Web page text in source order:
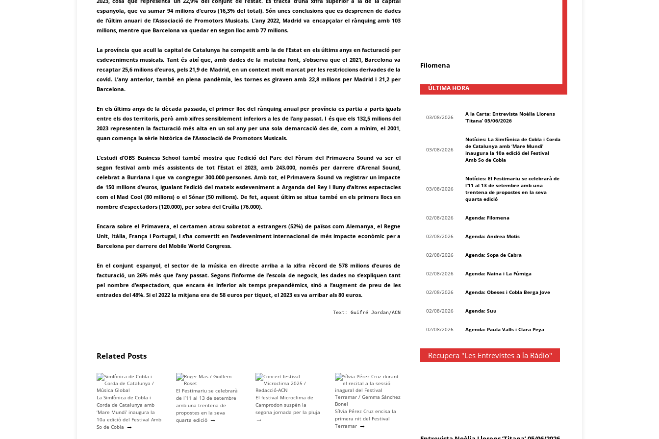
espanyola, que va sumar 94 milions d’euros (16,3% del total). Són unes conclusions que es desprenen de dades
de l’últim anuari de l’Associació de Promotors Musicals. L’any 2022, Madrid va encapçalar el rànquing amb 103
milions, mentre que Barcelona va quedar en segon lloc amb 77 milions.
La província que acull la capital de Catalunya ha competit amb la de l’Estat en els últims anys en facturació per
esdeveniments musicals. Tant és així que, amb dades de la mateixa font, s’observa que el 2021, Barcelona va
recaptar 25,6 milions d’euros, pels 21,9 de Madrid, en un context molt marcat per les restriccions derivades de la
covid. L’any anterior, també en plena pandèmia, les tornes es giraven amb 22,8 milions per Madrid i 21,2 per
Barcelona.
En els últims anys de la dècada passada, el primer lloc del rànquing anual per província es partia a parts iguals
entre els dos territoris, però amb xifres sensiblement inferiors a les de l’any passat. I és que els 132,5 milions del
2023 representen la facturació més alta en un sol any per una sola demarcació des de, com a mínim, el 2001,
quan comença la sèrie històrica de l’Associació de Promotors Musicals.
L’estudi d’OBS Business School també mostra que l’edició del Parc del Fòrum del Primavera Sound va ser el
segon festival amb més assistents de tot l’Estat el 2023, amb 243.000, només per darrere d’Arenal Sound,
celebrat a Burriana i que va congregar 300.000 persones. Amb tot, el Primavera Sound va registrar un impacte
de 150 milions d’euros, igualant l’edició del mateix esdeveniment a Arganda del Rey i lluny d’altres espectacles
com el Mad Cool (80 milions) o el Sónar (50 milions). De fet, aquest últim se situa també en els primers llocs en
nombre d’espectadors (120.000), per sobra del Cruïlla (76.000).
Encara sobre el Primavera, el certamen atrau sobretot a estrangers (52%) de països com Alemanya, el Regne
Unit, Itàlia, França i Portugal, i s’ha convertit en l’esdeveniment internacional de més impacte econòmic per a
Barcelona per darrere del Mobile World Congress.
En el conjunt espanyol, el sector de la música en directe arriba a la xifra rècord de 578 milions d’euros de
facturació, un 26% més que l’any passat. Segons l’informe de l’escola de negocis, les dades no s’expliquen tant
pel nombre d’espectadors, que encara és inferior als temps prepandèmics, sinó a l’augment de preu de les
entrades del 48%. Si el 2022 la mitjana era de 58 euros per tiquet, el 2023 es va arribar als 80 euros.
Text: Guifré Jordan/ACN
Related Posts
La Simfònica de Cobla i
Corda de Catalunya amb
‘Mare Mundi’ inaugura la
10a edició del Festival Amb
So de Cobla →
El Festimariu se celebrarà
de l’11 al 13 de setembre
amb una trentena de
propostes en la seva
quarta edició →
El festival Microclima de
Camprodon suspèn la
segona jornada per la pluja
→
Sílvia Pérez Cruz encisa la
primera nit del Festival
Terramar →
Filomena
ÚLTIMA HORA
03/08/2026
A la Carta: Entrevista Noèlia Llorens
‘Titana’ 05/06/2026
03/08/2026
Notícies: La Simfònica de Cobla i Corda
de Catalunya amb ‘Mare Mundi’
inaugura la 10a edició del Festival
Amb So de Cobla
03/08/2026
Notícies: El Festimariu se celebrarà de
l’11 al 13 de setembre amb una
trentena de propostes en la seva
quarta edició
02/08/2026 Agenda: Filomena
02/08/2026 Agenda: Andrea Motis
02/08/2026 Agenda: Sopa de Cabra
02/08/2026 Agenda: Naina i La Fúmiga
02/08/2026 Agenda: Obeses i Cobla Berga Jove
02/08/2026 Agenda: Suu
02/08/2026 Agenda: Paula Valls i Clara Peya
Recupera "Les Entrevistes a la Ràdio"